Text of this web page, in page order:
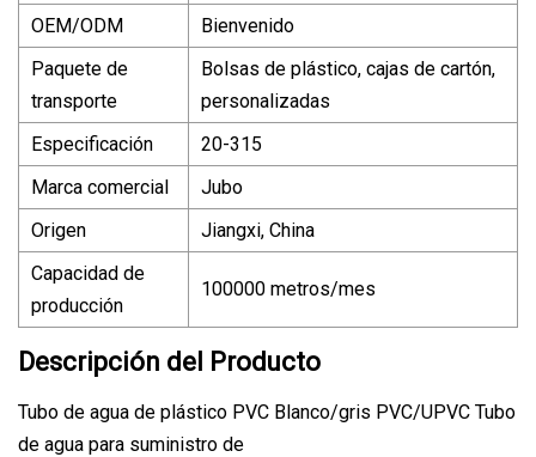
OEM/ODM
Bienvenido
Paquete de
transporte
Bolsas de plástico, cajas de cartón,
personalizadas
Especificación
20-315
Marca comercial
Jubo
Origen
Jiangxi, China
Capacidad de
producción
100000 metros/mes
Descripción del Producto
Tubo de agua de plástico PVC Blanco/gris PVC/UPVC Tubo
de agua para suministro de